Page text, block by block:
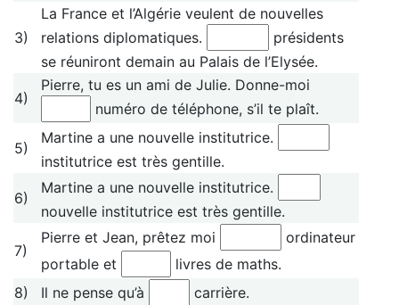
3)
La France et l’Algérie veulent de nouvelles
relations diplomatiques.
présidents
se réuniront demain au Palais de l’Elysée.
4)
Pierre, tu es un ami de Julie. Donne-moi
numéro de téléphone, s’il te plaît.
5)
Martine a une nouvelle institutrice.
institutrice est très gentille.
6)
Martine a une nouvelle institutrice.
nouvelle institutrice est très gentille.
7)
Pierre et Jean, prêtez moi
ordinateur
portable et
livres de maths.
8)
Il ne pense qu’à carrière.